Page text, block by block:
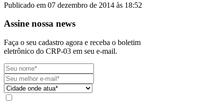
Publicado em 07 dezembro de 2014 às 18:52
Assine nossa news
Faça o seu cadastro agora e receba o boletim
eletrônico do CRP-03 em seu e-mail.